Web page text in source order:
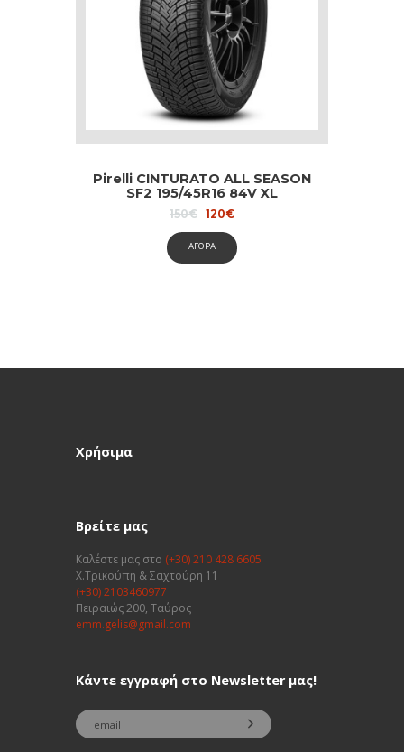
Pirelli CINTURATO ALL SEASON
SF2 195/45R16 84V XL
150€ Original
was:
150€.
120€Current
is:
120€.
ΑΓΟΡΑ
Χρήσιμα
Βρείτε μας
Καλέστε μας στο (+30) 210 428 6605
Χ.Τρικούπη & Σαχτούρη 11
(+30) 2103460977
Πειραιώς 200, Ταύρος
emm.gelis@gmail.com
Κάντε εγγραφή στο Newsletter μας!